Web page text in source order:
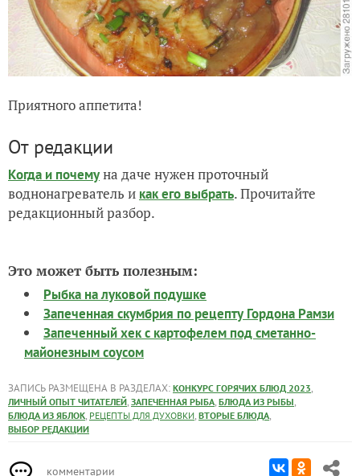
Приятного аппетита!
От редакции
Когда и почемуна даче нужен проточный
воднонагреватель и как его выбрать. Прочитайте
редакционный разбор.
Это может быть полезным:
Рыбка на луковой подушке
Запеченная скумбрия по рецепту Гордона Рамзи
Запеченный хек с картофелем под сметанно-
майонезным соусом
ЗАПИСЬ РАЗМЕЩЕНА В РАЗДЕЛАХ: КОНКУРС ГОРЯЧИХ БЛЮД 2023,
ЛИЧНЫЙ ОПЫТ ЧИТАТЕЛЕЙ, ЗАПЕЧЕННАЯ РЫБА, БЛЮДА ИЗ РЫБЫ,
БЛЮДА ИЗ ЯБЛОК, РЕЦЕПТЫ ДЛЯ ДУХОВКИ, ВТОРЫЕ БЛЮДА,
ВЫБОР РЕДАКЦИИ
комментарии